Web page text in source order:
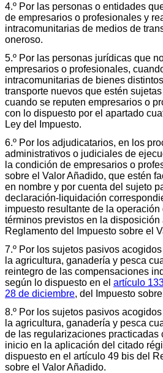
4.º Por las personas o entidades
de empresarios o profesionales y
intracomunitarias de medios de
oneroso.
5.º Por las personas jurídicas que
empresarios o profesionales,
intracomunitarias de bienes
transporte nuevos que estén
cuando se reputen empresarios o
con lo dispuesto por el apartado
Ley del Impuesto.
6.º Por los adjudicatarios, en los
administrativos o judiciales de
la condición de empresarios o
sobre el Valor Añadido, que estén
en nombre y por cuenta del sujeto
declaración-liquidación
impuesto resultante de la
términos previstos en la disposición
Reglamento del Impuesto sobre el
7.º Por los sujetos pasivos
la agricultura, ganadería y pesca
reintegro de las compensaciones
según lo dispuesto en el artículo
28 de diciembre, del Impuesto
8.º Por los sujetos pasivos
la agricultura, ganadería y pesca
de las regularizaciones practicadas
inicio en la aplicación del citado
dispuesto en el artículo 49 bis del
sobre el Valor Añadido.